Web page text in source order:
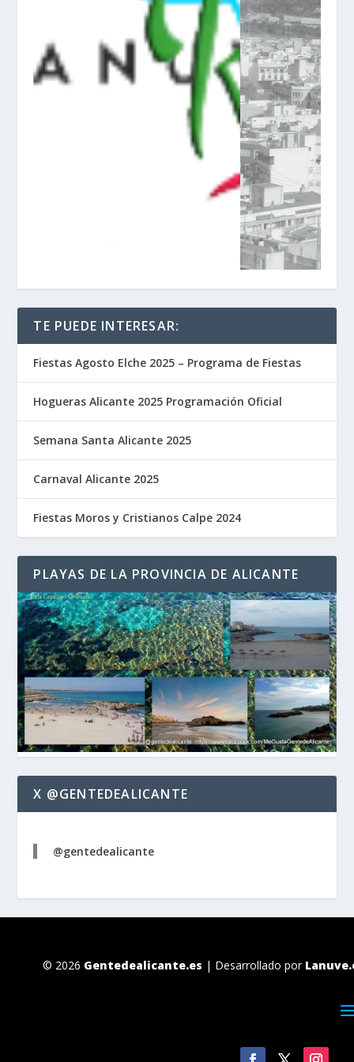
TE PUEDE INTERESAR:
Fiestas Agosto Elche 2025 – Programa de Fiestas
Hogueras Alicante 2025 Programación Oficial
Semana Santa Alicante 2025
Carnaval Alicante 2025
Fiestas Moros y Cristianos Calpe 2024
PLAYAS DE LA PROVINCIA DE ALICANTE
X @GENTEDEALICANTE
@gentedealicante
© 2026 Gentedealicante.es | Desarrollado por